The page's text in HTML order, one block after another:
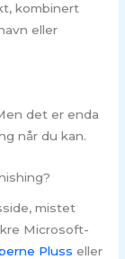
kombinert
eller
det er enda
når du kan.
mistet
Microsoft-
Pluss eller